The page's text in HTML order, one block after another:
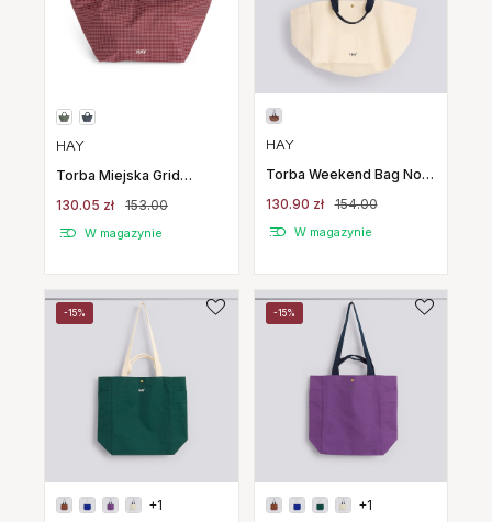
HAY
Torba Miejska Grid
Burgundowa Hay
130.05 zł 153.00
W magazynie
HAY
Torba Weekend Bag No 2
130.90 zł 154.00
W magazynie
-15%
+1
-15%
+1